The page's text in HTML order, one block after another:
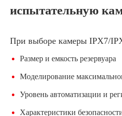
испытательную
При выборе камеры IPX7/
Размер и емкость резервуара
Моделирование
Уровень автоматизации и
Характеристики